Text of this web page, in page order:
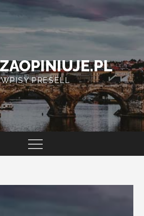
WPISY PRESELL